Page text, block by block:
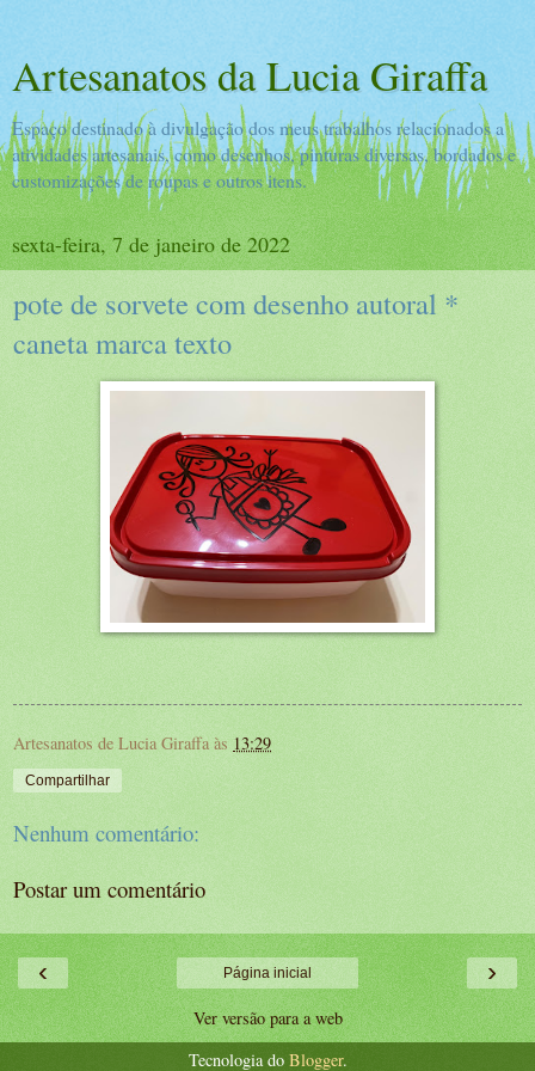
Artesanatos da Lucia Giraffa
Espaço destinado à divulgação dos meus trabalhos relacionados a
atividades artesanais, como desenhos, pinturas diversas, bordados e
customizações de roupas e outros itens.
sexta-feira, 7 de janeiro de 2022
pote de sorvete com desenho autoral *
caneta marca texto
Artesanatos de Lucia Giraffa às 13:29
Compartilhar
Nenhum comentário:
Postar um comentário
‹ ›
Página inicial
Ver versão para a web
Tecnologia do Blogger.